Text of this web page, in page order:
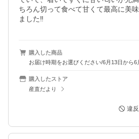
ちろん切って食べて甘くて最高に美
ました‼︎
購入した商品
お届け時期をお選びください/6月13日から6
購入したストア
産直だより
違